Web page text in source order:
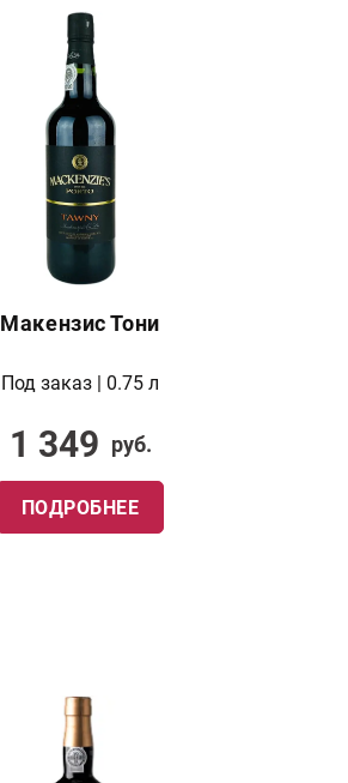
Макензис Тони
Под заказ | 0.75 л
1 349 руб.
ПОДРОБНЕЕ